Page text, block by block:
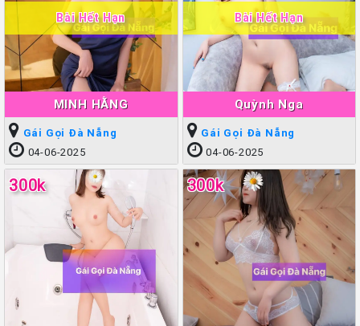
MINH HẰNG
Bài Hết Hạn
Gái Gọi Đà Nẵng
04-06-2025
Quỳnh Nga
Bài Hết Hạn
Gái Gọi Đà Nẵng
04-06-2025
300k 300k